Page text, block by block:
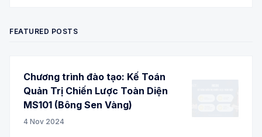
FEATURED POSTS
Chương trình đào tạo: Kế Toán
Quản Trị Chiến Lược Toàn Diện
MS101 (Bông Sen Vàng)
4 Nov 2024